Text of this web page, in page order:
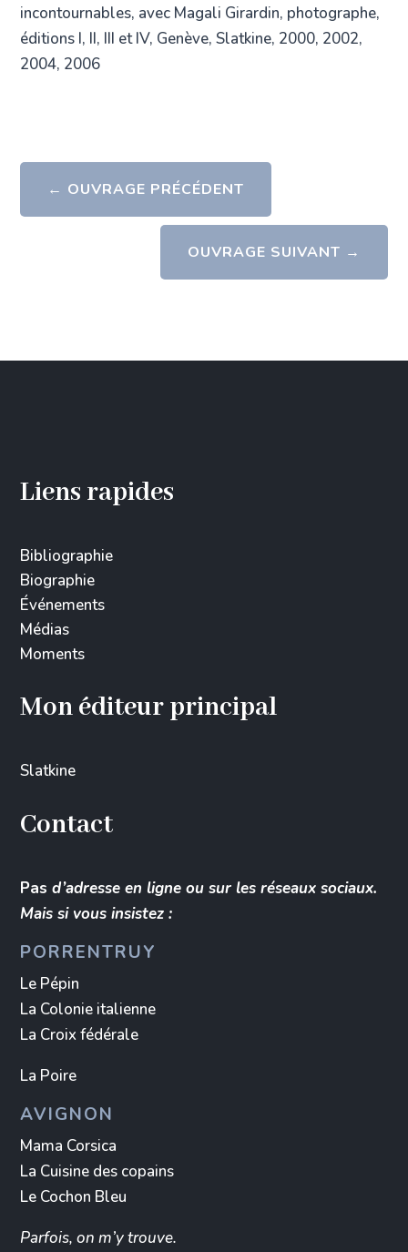
incontournables, avec Magali Girardin, photographe,
éditions I, II, III et IV, Genève, Slatkine, 2000, 2002,
2004, 2006
← OUVRAGE PRÉCÉDENT
OUVRAGE SUIVANT →
Liens rapides
Bibliographie
Biographie
Événements
Médias
Moments
Mon éditeur principal
Slatkine
Contact
Pas d’adresse en ligne ou sur les réseaux sociaux.
Mais si vous insistez :
PORRENTRUY
Le Pépin
La Colonie italienne
La Croix fédérale
La Poire
AVIGNON
Mama Corsica
La Cuisine des copains
Le Cochon Bleu
Parfois, on m’y trouve.